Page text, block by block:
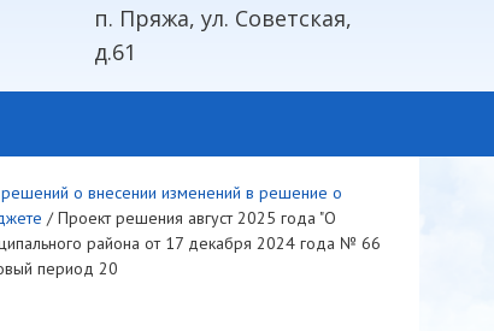
п. Пряжа, ул. Советская,
д.61
о внесении изменений в решение о
/Проект решения август 2025 года "О
района от 17 декабря 2024 года № 66
период 20